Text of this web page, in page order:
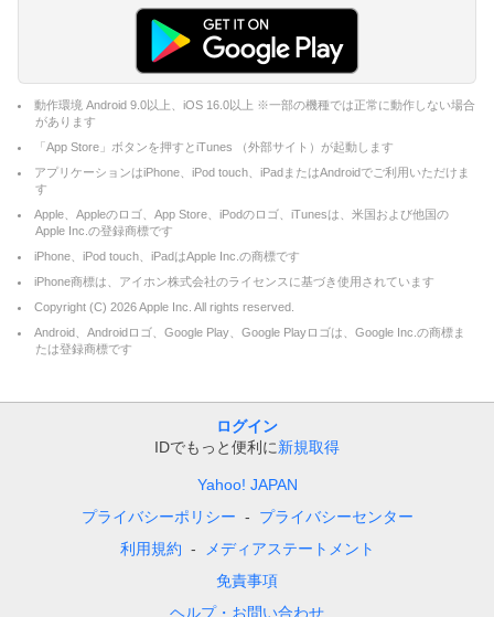
動作環境 Android 9.0以上、iOS 16.0以上 ※一部の機種では正常に動作しない場合
があります
「App Store」ボタンを押すとiTunes （外部サイト）が起動します
アプリケーションはiPhone、iPod touch、iPadまたはAndroidでご利用いただけま
す
Apple、Appleのロゴ、App Store、iPodのロゴ、iTunesは、米国および他国の
Apple Inc.の登録商標です
iPhone、iPod touch、iPadはApple Inc.の商標です
iPhone商標は、アイホン株式会社のライセンスに基づき使用されています
Copyright (C) 2026Apple Inc. All rights reserved.
Android、Androidロゴ、Google Play、Google Playロゴは、Google Inc.の商標ま
たは登録商標です
ログイン
IDでもっと便利に新規取得
Yahoo! JAPAN
プライバシーポリシー
プライバシーセンター
利用規約
メディアステートメント
免責事項
ヘルプ・お問い合わせ